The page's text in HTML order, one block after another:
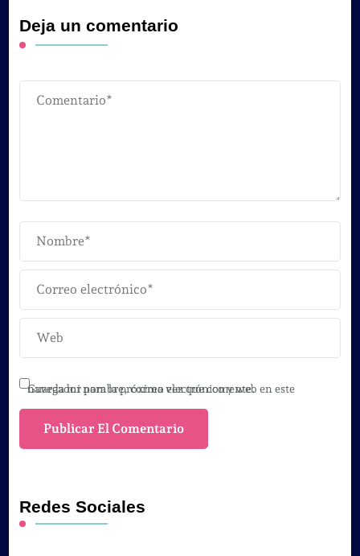
Deja un comentario
Guarda mi nombre, correo electrónico y web en este navegador para la próxima vez que comente.
Redes Sociales